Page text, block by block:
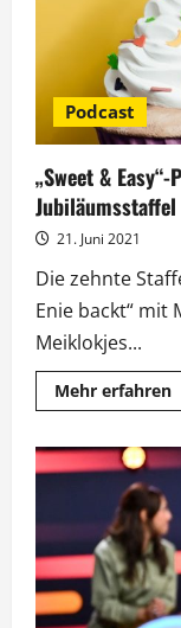
Podcast
„Sweet &
Jubiläumsstaffel
21. Juni 2021
Die zehnte
Enie backt“ mit
Meiklokjes...
Mehr erfahren